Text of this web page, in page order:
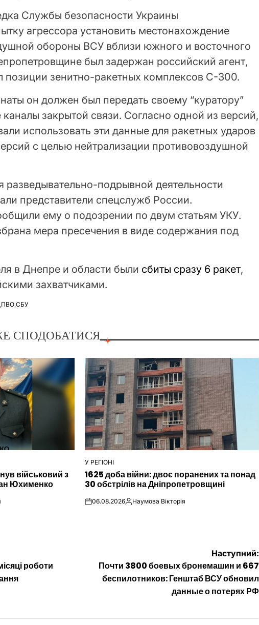
Службы безопасности Украины
агрессора установить местонахождение
обороны ВСУ вблизи южного и восточного
был задержан российский агент,
позиции зенитно-ракетных комплексов С-300.
он должен был передать своему “куратору”
каналы закрытой связи. Согласно одной из версий,
использовать эти данные для ракетных ударов
с целью нейтрализации противовоздушной
разведывательно-подрывной деятельности
представители спецслужб России.
ему о подозрении по двум статьям УКУ.
мера пресечения в виде содержания под
в Днепре и области были сбиты сразу 6 ракет,
захватчиками.
,ПВО,СБУ
СПОДОБАТИСЯ
військовий з
Юхименко
ОПУБЛІКУВАТИ
У РЕГІОНІ
1625 доба війни: двоє поранених та понад
30 обстрілів на Дніпропетровщині
on06.08.2026Опубліковано
Наумова Вікторія
роботи
Наступний:
Почти 3800 боевых бронемашин и 667
беспилотников: Генштаб ВСУ обновил
данные о потерях РФ